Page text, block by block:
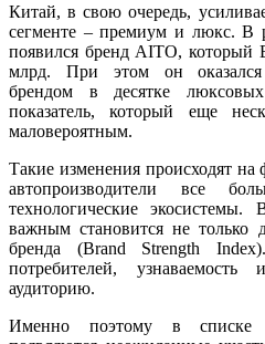
Китай, в свою очередь,
сегменте – премиум и люкс. В
появился бренд AITO, который
млрд. При этом он оказался
брендом в десятке
показатель, который еще
маловероятным.
Такие изменения происходят на
автопроизводители все
технологические
важным становится не только
бренда (Brand Strength
потребителей, узнаваемость
аудиторию.
Именно поэтому в списке